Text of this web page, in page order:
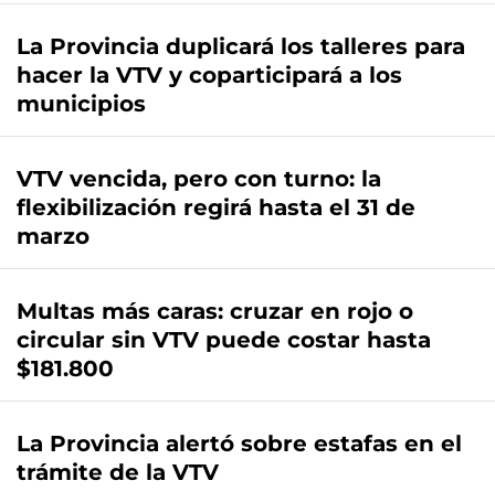
La Provincia duplicará los talleres para
hacer la VTV y coparticipará a los
municipios
VTV vencida, pero con turno: la
flexibilización regirá hasta el 31 de
marzo
Multas más caras: cruzar en rojo o
circular sin VTV puede costar hasta
$181.800
La Provincia alertó sobre estafas en el
trámite de la VTV